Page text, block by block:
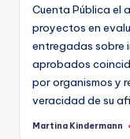
Cuenta Pública el
proyectos en
entregadas sobre
aprobados
por organismos y
veracidad de su
Publicado
Martina Kindermann